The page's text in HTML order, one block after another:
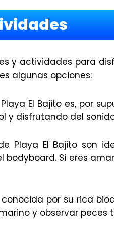
y actividades para
algunas opciones:
El Bajito es, por
y disfrutando del
Playa El Bajito son
Si eres
por su rica
y observar peces